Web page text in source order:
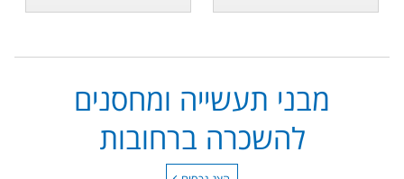
מבני תעשייה ומחסנים
להשכרה ברחובות